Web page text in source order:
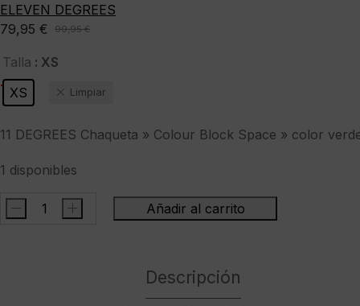
99,95€
El
precio
original
era:
79,95 €
El
precio
actual
es:
-20%
Talla : XS
XS
Limpiar
11 DEGREES Chaqueta » Colour Block Space » color
1 disponibles
11
- + Añadir al carrito
ELEVEN DEGREES
Descripción